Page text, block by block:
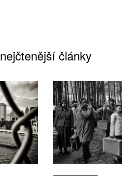
nejčtenější články